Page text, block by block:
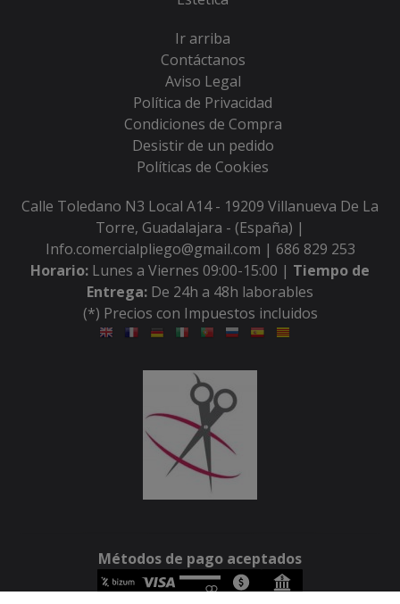
Ir arriba
Contáctanos
Aviso Legal
Política de Privacidad
Condiciones de Compra
Desistir de un pedido
Políticas de Cookies
Calle Toledano N3 Local A14 - 19209 Villanueva De La
Torre, Guadalajara - (España) |
Info.comercialpliego@gmail.com | 686 829 253
Horario: Lunes a Viernes 09:00-15:00 | Tiempo de
Entrega: De 24h a 48h laborables
(*) Precios con Impuestos incluidos
Métodos de pago aceptados